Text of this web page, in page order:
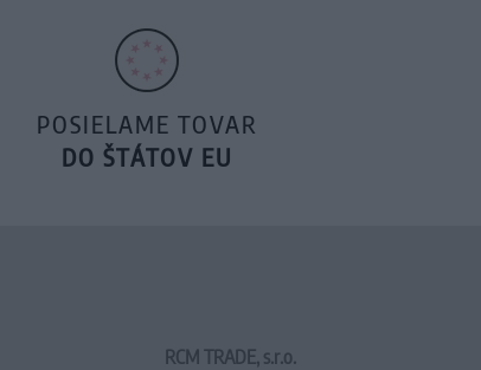
POSIELAME TOVAR
DO ŠTÁTOV EU
RCM TRADE, s.r.o.